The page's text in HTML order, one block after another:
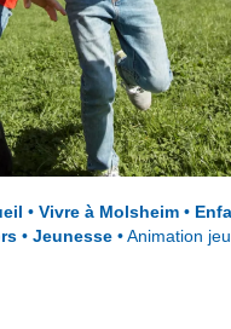
• Vivre à Molsheim•
• Jeunesse• Animation